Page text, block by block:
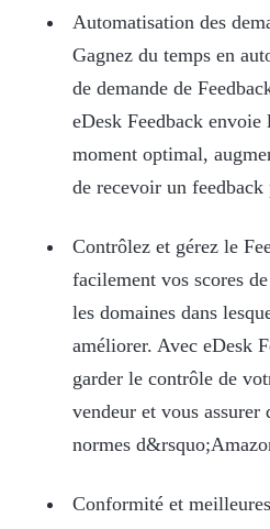
Automatisation des
Gagnez du temps en
de demande de
eDesk Feedback envoie
moment optimal,
de recevoir un
Contrôlez et gérez le
facilement vos scores
les domaines dans
améliorer. Avec eDesk
garder le contrôle de
vendeur et vous assurer
normes
Conformité et